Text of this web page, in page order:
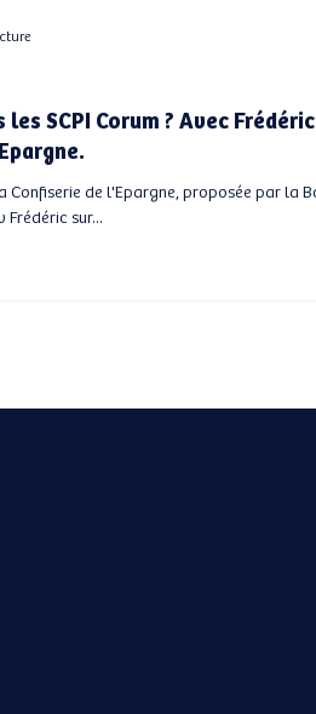
SCPI Corum ? Avec
proposée par la Boutique des
sur...